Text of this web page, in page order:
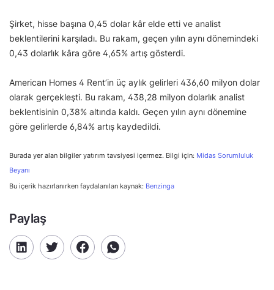
Şirket, hisse başına 0,45 dolar kâr elde etti ve analist
beklentilerini karşıladı. Bu rakam, geçen yılın aynı dönemindeki
0,43 dolarlık kâra göre 4,65% artış gösterdi.
American Homes 4 Rent’in üç aylık gelirleri 436,60 milyon dolar
olarak gerçekleşti. Bu rakam, 438,28 milyon dolarlık analist
beklentisinin 0,38% altında kaldı. Geçen yılın aynı dönemine
göre gelirlerde 6,84% artış kaydedildi.
Burada yer alan bilgiler yatırım tavsiyesi içermez. Bilgi için: Midas Sorumluluk
Beyanı
Bu içerik hazırlanırken faydalanılan kaynak: Benzinga
Paylaş